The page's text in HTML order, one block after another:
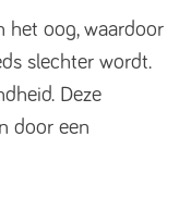
het oog, waardoor
slechter wordt.
Deze
door een